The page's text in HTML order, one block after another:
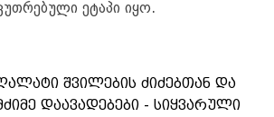
ეტაპი იყო.
შვილების ძიძებთან და
დაავადებები - სიყვარული